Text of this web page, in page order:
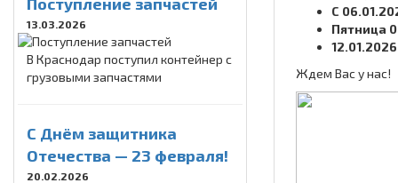
13.03.2026
В Краснодар поступил контейнер с
грузовыми запчастями
C Днём защитника
Отечества — 23 февраля!
20.02.2026
С
Пятница
Ждем Вас у нас!